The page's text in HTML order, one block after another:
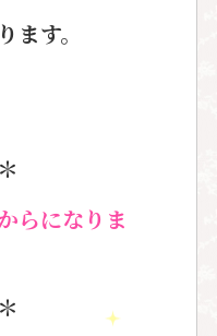
す。
らになりま